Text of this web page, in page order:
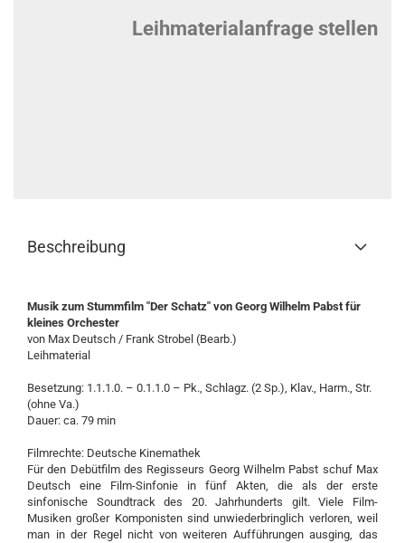
Leihmaterialanfrage stellen
Beschreibung
Musik zum Stummfilm "Der Schatz" von Georg Wilhelm Pabst für
kleines Orchester
von Max Deutsch / Frank Strobel (Bearb.)
Leihmaterial
Besetzung: 1.1.1.0. – 0.1.1.0 – Pk., Schlagz. (2 Sp.), Klav., Harm., Str.
(ohne Va.)
Dauer: ca. 79 min
Filmrechte: Deutsche Kinemathek
Für den Debütfilm des Regisseurs Georg Wilhelm Pabst schuf Max
Deutsch eine Film-Sinfonie in fünf Akten, die als der erste
sinfonische Soundtrack des 20. Jahrhunderts gilt. Viele Film-
Musiken großer Komponisten sind unwiederbringlich verloren, weil
man in der Regel nicht von weiteren Aufführungen ausging, das